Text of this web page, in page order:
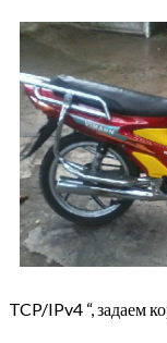
TCP/IPv4 “, задаем